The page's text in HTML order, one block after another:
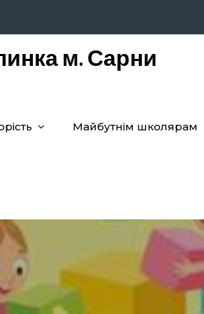
м. Сарни
Майбутнім школярам